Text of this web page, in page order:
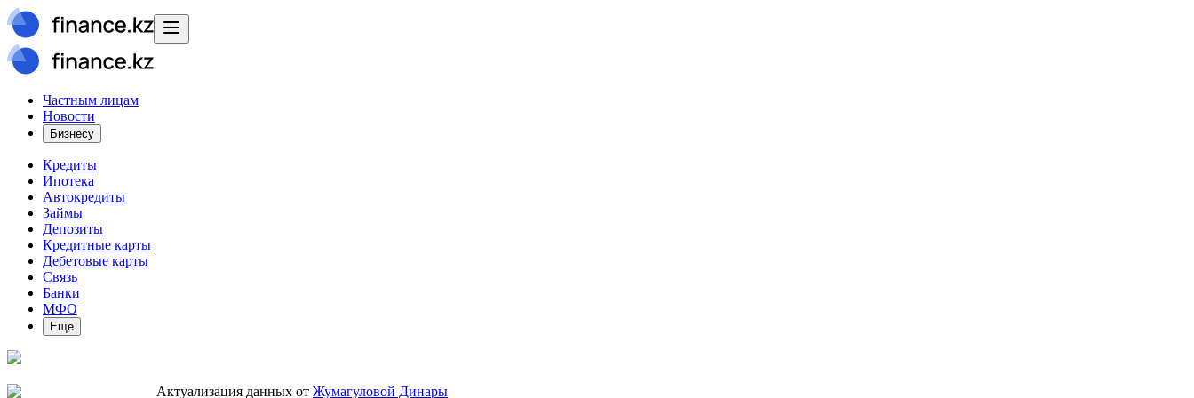
Частным лицам
Новости
Бизнесу
Кредиты
Ипотека
Автокредиты
Займы
Депозиты
Кредитные карты
Дебетовые карты
Связь
Банки
МФО
Еще
Актуализация данных от Жумагуловой Динары